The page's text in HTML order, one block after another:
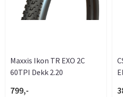
Maxxis Ikon TR EXO 2C
60TPI Dekk 2.20
799,-